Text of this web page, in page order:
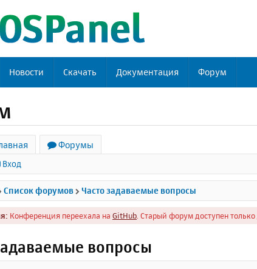
Новости Скачать Документация Форум
Форумы
Вход
Список форумов Часто задаваемые вопросы
Конференция переехала на GitHub . Старый форум доступен только
вопросы